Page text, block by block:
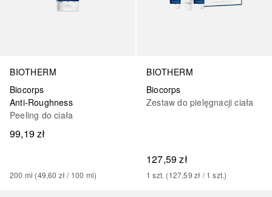
BIOTHERM
Biocorps
Anti-Roughness
Peeling do ciała
99,19 zł
200 ml (49,60 zł / 100 ml)
BIOTHERM
Biocorps
Zestaw do pielęgnacji ciała
127,59 zł
1 szt. (127,59 zł / 1 szt.)